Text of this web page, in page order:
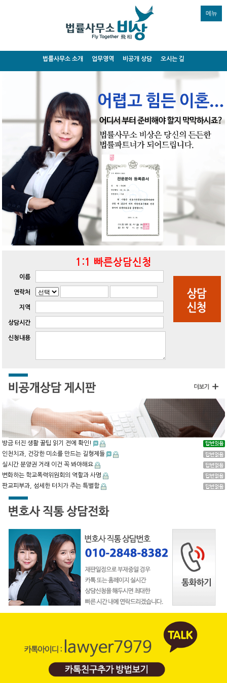
메뉴
법률사무소 소개 업무영역 비공개 상담 오시는 길
1:1 빠른상담신청
이름
연락처
지역
상담시간
신청내용
방금 터진 생활 꿀팁 읽기 전에 확인!
인천치과, 건강한 미소를 만드는 길형제들
실시간 분양권 거래 이건 꼭 봐야해요
변화하는 학교폭력위원회의 역할과 사명
판교피부과, 섬세한 터치가 주는 특별함